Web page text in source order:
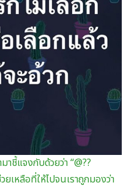
าชี้แจงกับด้วยว่า “@??
เหลือที่ให้ไปจนเราถูกมองว่า